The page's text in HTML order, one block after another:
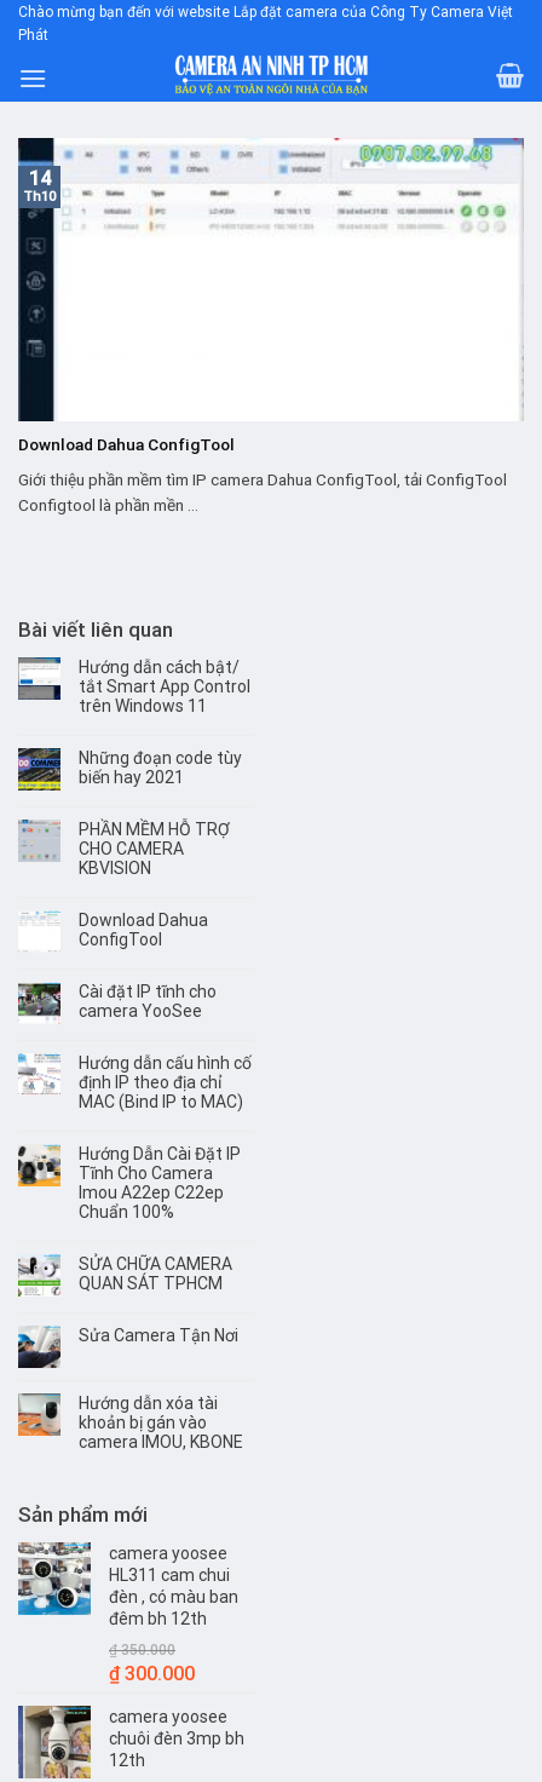
Skip
content
Chào mừng bạn đến với website Lắp đặt camera của Công Ty Camera Việt
Phát
Download Dahua ConfigTool
Giới thiệu phần mềm tìm IP camera Dahua ConfigTool, tải ConfigTool
Configtool là phần mền ...
14
Th10
Bài viết liên quan
Hướng dẫn cách bật/
tắt Smart App Control
trên Windows 11
Những đoạn code tùy
biến hay 2021
PHẦN MỀM HỖ TRỢ
CHO CAMERA
KBVISION
Download Dahua
ConfigTool
Cài đặt IP tĩnh cho
camera YooSee
Hướng dẫn cấu hình cố
định IP theo địa chỉ
MAC (Bind IP to MAC)
Hướng Dẫn Cài Đặt IP
Tĩnh Cho Camera
Imou A22ep C22ep
Chuẩn 100%
SỬA CHỮA CAMERA
QUAN SÁT TPHCM
Sửa Camera Tận Nơi
Hướng dẫn xóa tài
khoản bị gán vào
camera IMOU, KBONE
Sản phẩm mới
camera yoosee
HL311 cam chui
đèn , có màu ban
đêm bh 12th
₫350.000
Giá
là:
₫ 350.000.
₫300.000Giá
tại
là:
camera yoosee
chuôi đèn 3mp bh
12th